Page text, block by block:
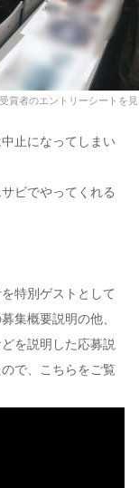
賞者のエントリーシートを見
止になってしまい
ビでやってくれる
特別ゲストとして
集概要説明の他、
を説明した応募説
で、こちらをご覧